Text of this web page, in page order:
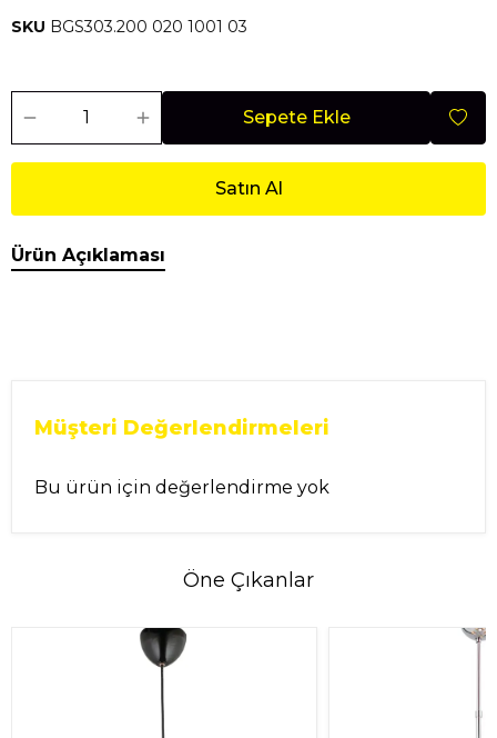
SKU BGS303.200 020 1001 03
Sepete Ekle
Satın Al
Ürün Açıklaması
Müşteri Değerlendirmeleri
Bu ürün için değerlendirme yok
Öne Çıkanlar